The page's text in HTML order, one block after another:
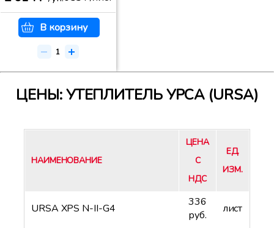
В корзину
ЦЕНЫ: УТЕПЛИТЕЛЬ УРСА (URSA)
НАИМЕНОВАНИЕ
ЦЕНА
С
НДС
ЕД.
ИЗМ.
URSA XPS N-II-G4
336
руб.
лист